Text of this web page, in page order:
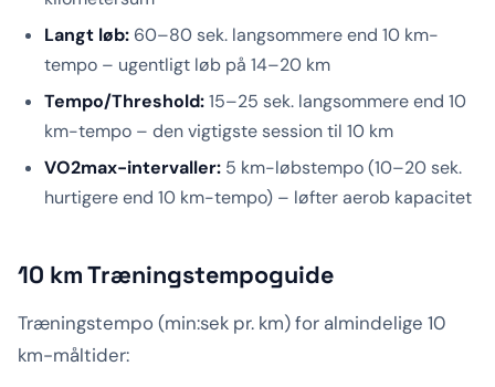
Langt løb: 60–80 sek. langsommere end 10 km-
tempo – ugentligt løb på 14–20 km
Tempo/Threshold:15–25 sek. langsommere end 10
km-tempo – den vigtigste session til 10 km
VO2max-intervaller: 5 km-løbstempo (10–20 sek.
hurtigere end 10 km-tempo) – løfter aerob kapacitet
10 km Træningstempoguide
Træningstempo (min:sek pr. km) for almindelige 10
km-måltider: